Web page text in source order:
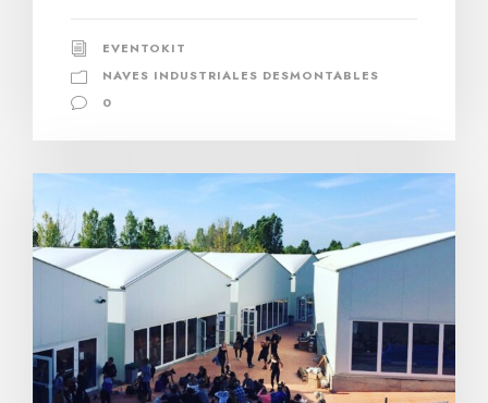
EVENTOKIT
NAVES INDUSTRIALES DESMONTABLES
0